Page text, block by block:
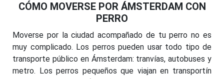
CÓMO MOVERSE POR ÁMSTERDAM CON
PERRO
Moverse por la ciudad acompañado de tu perro no es
muy complicado. Los perros pueden usar todo tipo de
transporte público en Ámsterdam: tranvías, autobuses y
metro. Los perros pequeños que viajan en transportín